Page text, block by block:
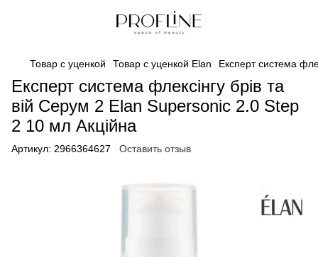
Товар с уценкой Товар с уценкой Elan Експерт система
Експерт система флексінгу брів та
вій Серум 2 Elan Supersonic 2.0 Step
2 10 мл Акційна
Артикул: 2966364627 Оставить отзыв